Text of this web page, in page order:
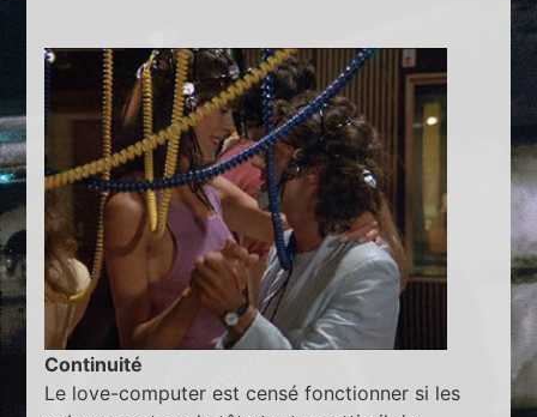
Continuité
Le love-computer est censé fonctionner si les